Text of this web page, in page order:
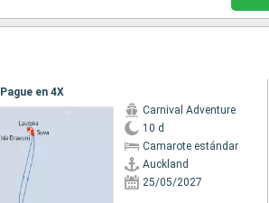
Pague en 4X
Carnival Adventure
10 d
Camarote estándar
Auckland
25/05/2027